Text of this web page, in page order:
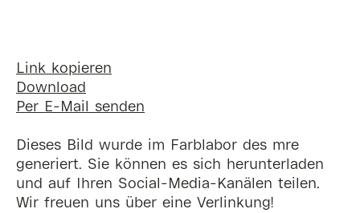
Link kopieren
Download
Per E-Mail senden
Dieses Bild wurde im Farblabor des mre
generiert. Sie können es sich herunterladen
und auf Ihren Social-Media-Kanälen teilen.
Wir freuen uns über eine Verlinkung!